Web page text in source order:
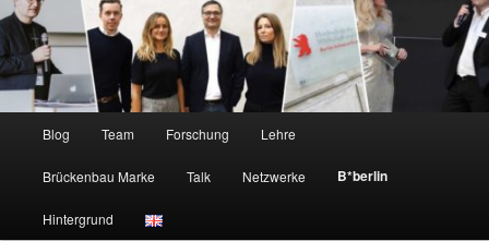
Blog Team Forschung Lehre
Brückenbau Marke Talk Netzwerke B*berlin
Hintergrund